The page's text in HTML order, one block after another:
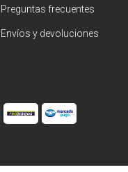
Preguntas frecuentes
Envíos y devoluciones